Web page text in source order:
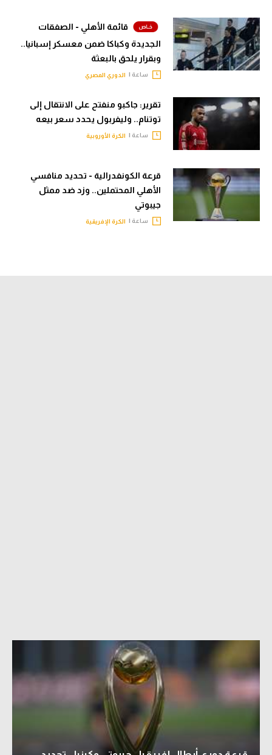
قائمة الأهلي - الصفقات
الجديدة وكباكا ضمن معسكر إسبانيا..
وبقرار يلحق بالبعثة
ساعة | الدوري المصري
تقرير: جاكبو منفتح على الانتقال إلى
توتنام.. وليفربول يحدد سعر بيعه
ساعة | الكرة الأوروبية
قرعة الكونفدرالية - تحديد منافسي
الأهلي المحتملين.. وزد ضد ممثل
جيبوتي
ساعة | الكرة الإفريقية